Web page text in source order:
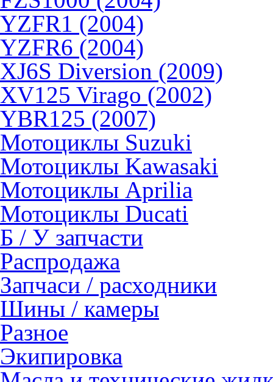
YZFR1 (2004)
YZFR6 (2004)
XJ6S Diversion (2009)
XV125 Virago (2002)
YBR125 (2007)
Мотоциклы Suzuki
Мотоциклы Kawasaki
Мотоциклы Aprilia
Мотоциклы Ducati
Б / У запчасти
Распродажа
Запчаси / расходники
Шины / камеры
Разное
Экипировка